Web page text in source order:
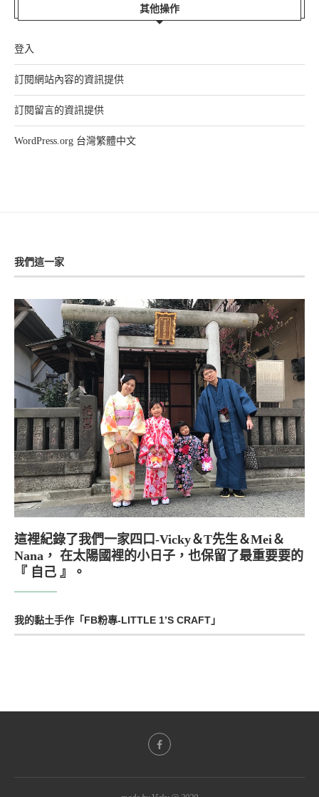
其他操作
登入
訂閱網站內容的資訊提供
訂閱留言的資訊提供
WordPress.org 台灣繁體中文
我們這一家
這裡紀錄了我們一家四口-Vicky＆T先生＆Mei＆
Nana， 在太陽國裡的小日子，也保留了最重要要的
『 自己 』。
我的黏土手作「FB粉專-LITTLE 1’S CRAFT」